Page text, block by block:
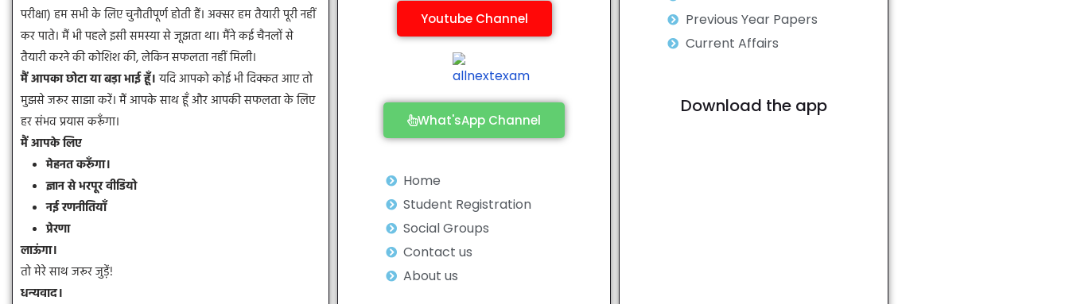
परीक्षा) हम सभी के लिए चुनौतीपूर्ण होती हैं। अक्सर हम तैयारी पूरी नहीं
कर पाते। मैं भी पहले इसी समस्या से जूझता था। मैंने कई चैनलों से
तैयारी करने की कोशिश की, लेकिन सफलता नहीं मिली।
मैं आपका छोटा या बड़ा भाई हूँ।यदि आपको कोई भी दिक्कत आए तो
मुझसे जरूर साझा करें। मैं आपके साथ हूँ और आपकी सफलता के लिए
हर संभव प्रयास करूँगा।
मैं आपके लिए
मेहनत करूँगा।
ज्ञान से भरपूर वीडियो
नई रणनीतियाँ
प्रेरणा
लाऊंगा।
तो मेरे साथ जरूर जुड़ें!
धन्यवाद।
Youtube Channel
What'sApp Channel
Home
Student Registration
Social Groups
Contact us
About us
Previous Year Papers
Current Affairs
Download the app